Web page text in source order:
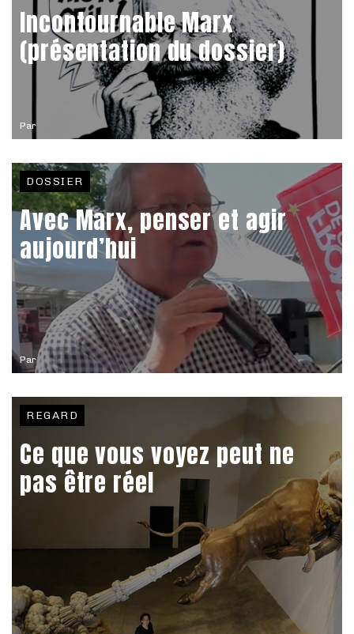
Par
Incontournable Marx
(présentation du dossier)
Par
DOSSIER
Avec Marx, penser et agir
aujourd’hui
REGARD
Ce que vous voyez peut ne
pas être réel